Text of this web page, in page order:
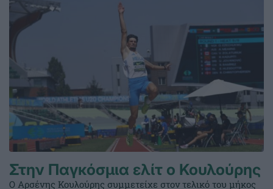
Στην Παγκόσμια ελίτ ο Κουλούρης
Ο Αρσένης Κουλούρης συμμετείχε στον τελικό του μήκος